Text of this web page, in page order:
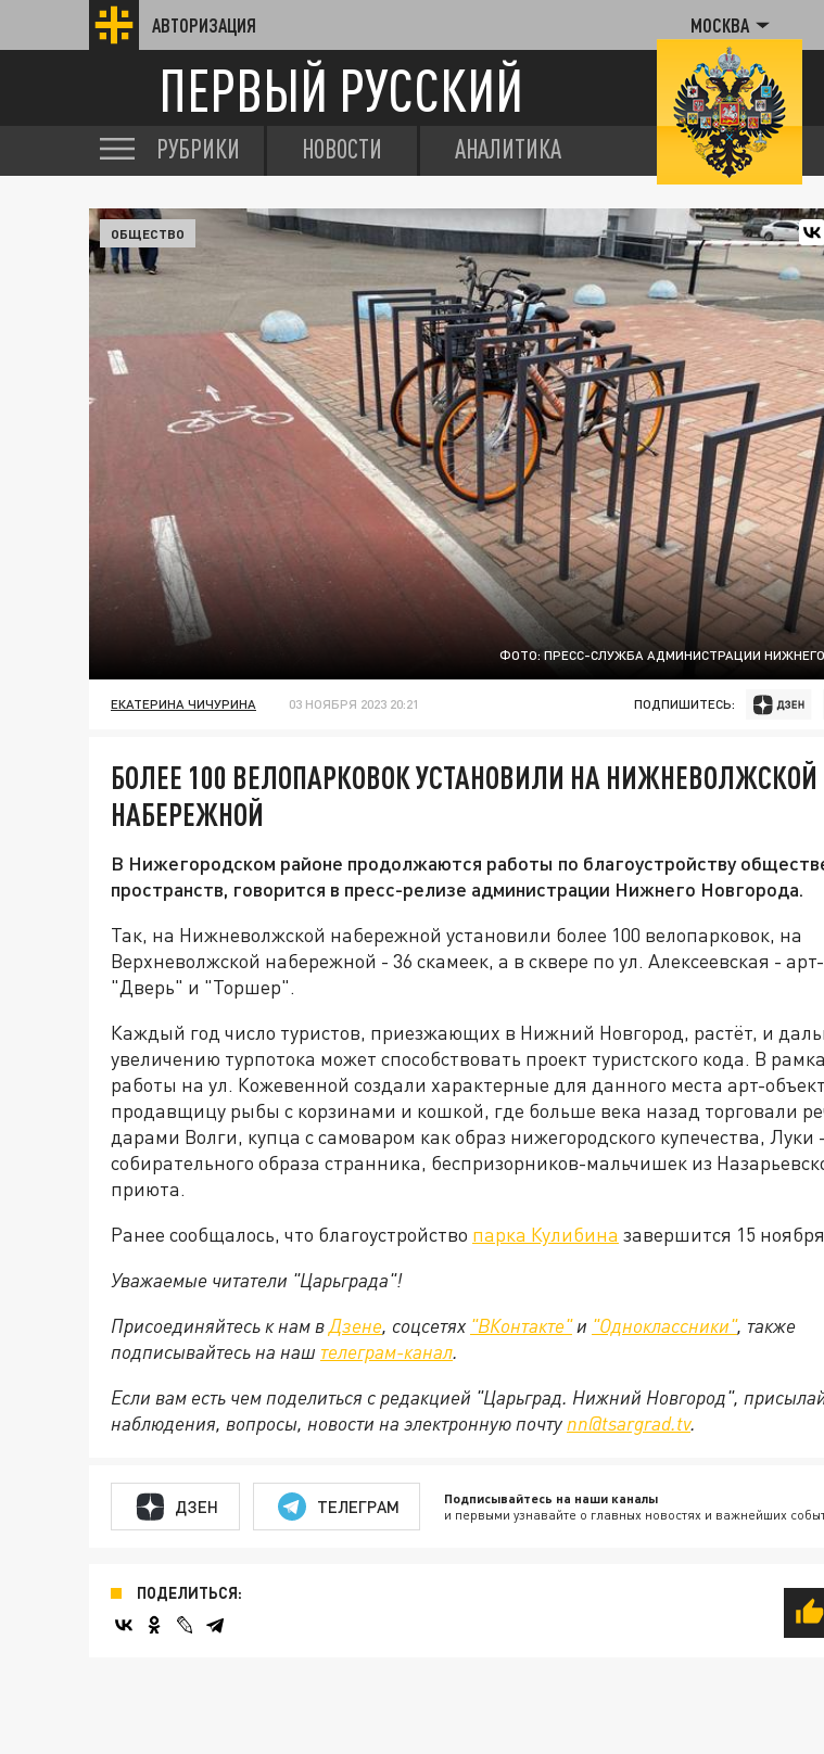
АВТОРИЗАЦИЯ МОСКВА
ПЕРВЫЙ РУССКИЙ
РУБРИКИ НОВОСТИ АНАЛИТИКА
ФОТО: ПРЕСС-СЛУЖБА АДМИНИСТРАЦИИ
ОБЩЕСТВО
ЕКАТЕРИНА ЧИЧУРИНА 03 НОЯБРЯ 2023 20:21 ПОДПИШИТЕСЬ:
БОЛЕЕ 100 ВЕЛОПАРКОВОК УСТАНОВИЛИ НА НИЖНЕВОЛЖСКОЙ
НАБЕРЕЖНОЙ
В Нижегородском районе продолжаются работы по благоустройству
пространств, говорится в пресс-релизе администрации Нижнего Новгорода.
Так, на Нижневолжской набережной установили более 100 велопарковок, на
Верхневолжской набережной - 36 скамеек, а в сквере по ул. Алексеевская -
"Дверь" и "Торшер".
Каждый год число туристов, приезжающих в Нижний Новгород, растёт, и
увеличению турпотока может способствовать проект туристского кода. В
работы на ул. Кожевенной создали характерные для данного места арт-
продавщицу рыбы с корзинами и кошкой, где больше века назад торговали
дарами Волги, купца с самоваром как образ нижегородского купечества, Луки
собирательного образа странника, беспризорников-мальчишек из
приюта.
Ранее сообщалось, что благоустройство парка Кулибина завершится 15
Уважаемые читатели "Царьграда"!
Присоединяйтесь к нам вДзене, соцсетях "ВКонтакте"и "Одноклассники", также
подписывайтесь на наш телеграм-канал.
Если вам есть чем поделиться с редакцией "Царьград. Нижний Новгород",
наблюдения, вопросы, новости на электронную почту nn@tsargrad.tv.
ДЗЕН ТЕЛЕГРАМ Подписывайтесь на наши каналы
и первыми узнавайте о главных новостях и важнейших
ПОДЕЛИТЬСЯ: